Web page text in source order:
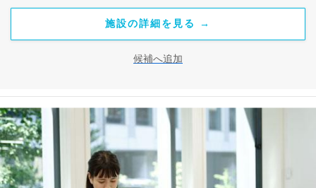
施設の詳細を見る →
候補へ追加